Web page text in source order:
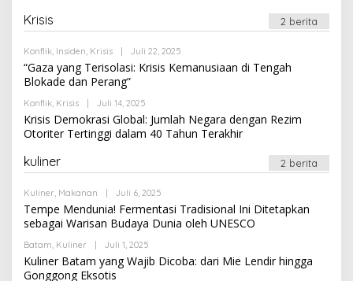
Krisis 2 berita
Konflik, Insiden, Krisis Juli 22, 2025
Newssportsaz_0q4zf1
“Gaza yang Terisolasi: Krisis Kemanusiaan di Tengah
Blokade dan Perang”
Konflik, Krisis Juli 14, 2025
Newssportsaz_0q4zf1
Krisis Demokrasi Global: Jumlah Negara dengan Rezim
Otoriter Tertinggi dalam 40 Tahun Terakhir
kuliner 2 berita
Kuliner, Makanan Juli 6, 2025
Newssportsaz_0q4zf1
Tempe Mendunia! Fermentasi Tradisional Ini Ditetapkan
sebagai Warisan Budaya Dunia oleh UNESCO
Batam, Kuliner Juli 1, 2025
Newssportsaz_0q4zf1
Kuliner Batam yang Wajib Dicoba: dari Mie Lendir hingga
Gonggong Eksotis